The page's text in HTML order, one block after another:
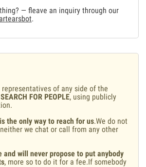
— fleave an inquiry through our
.
of any side of the
FOR PEOPLE, using publicly
the only way to reach for us.We do not
we chat or call from any other
and will never propose to put anybody
, more so to do it for a fee.If somebody